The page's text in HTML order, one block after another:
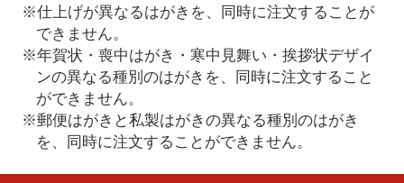
※仕上げが異なるはがきを、同時に注文することが
できません。
※年賀状・喪中はがき・寒中見舞い・挨拶状デザイ
ンの異なる種別のはがきを、同時に注文すること
ができません。
※郵便はがきと私製はがきの異なる種別のはがき
を、同時に注文することができません。